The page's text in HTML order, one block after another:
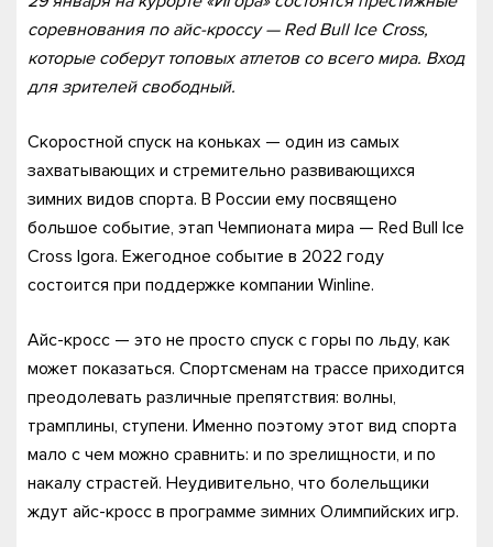
соревнования по айс-кроссу — Red Bull Ice Cross,
которые соберут топовых атлетов со всего мира. Вход
для зрителей свободный.
Скоростной спуск на коньках — один из самых
захватывающих и стремительно развивающихся
зимних видов спорта. В России ему посвящено
большое событие, этап Чемпионата мира — Red Bull Ice
Cross Igora. Ежегодное событие в 2022 году
состоится при поддержке компании Winline.
Айс-кросс — это не просто спуск с горы по льду, как
может показаться. Спортсменам на трассе приходится
преодолевать различные препятствия: волны,
трамплины, ступени. Именно поэтому этот вид спорта
мало с чем можно сравнить: и по зрелищности, и по
накалу страстей. Неудивительно, что болельщики
ждут айс-кросс в программе зимних Олимпийских игр.